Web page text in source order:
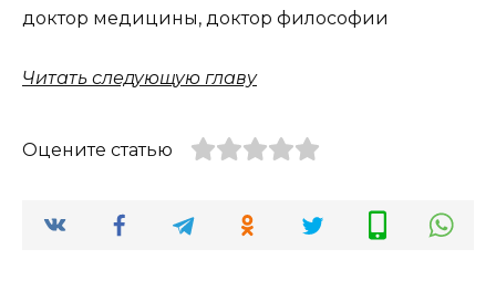
доктор медицины, доктор философии
Читать следующую главу
Оцените статью